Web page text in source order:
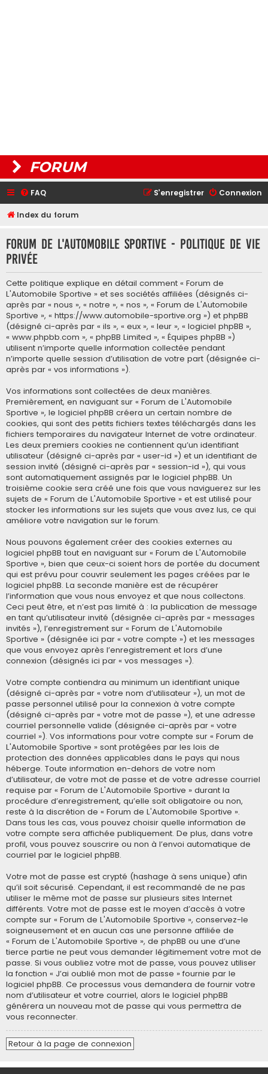
FORUM
FAQ Connexion
S’enregistrer
Index du forum
Forum de L'Automobile Sportive - Politique de vie
privée
Cette politique explique en détail comment « Forum de
L'Automobile Sportive » et ses sociétés affiliées (désignés ci-
après par « nous », « notre », « nos », « Forum de L'Automobile
Sportive », « https://www.automobile-sportive.org ») et phpBB
(désigné ci-après par « ils », « eux », « leur », « logiciel phpBB »,
« www.phpbb.com », « phpBB Limited », « Équipes phpBB »)
utilisent n’importe quelle information collectée pendant
n’importe quelle session d’utilisation de votre part (désignée ci-
après par « vos informations »).
Vos informations sont collectées de deux manières.
Premièrement, en naviguant sur « Forum de L'Automobile
Sportive », le logiciel phpBB créera un certain nombre de
cookies, qui sont des petits fichiers textes téléchargés dans les
fichiers temporaires du navigateur Internet de votre ordinateur.
Les deux premiers cookies ne contiennent qu’un identifiant
utilisateur (désigné ci-après par « user-id ») et un identifiant de
session invité (désigné ci-après par « session-id »), qui vous
sont automatiquement assignés par le logiciel phpBB. Un
troisième cookie sera créé une fois que vous naviguerez sur les
sujets de « Forum de L'Automobile Sportive » et est utilisé pour
stocker les informations sur les sujets que vous avez lus, ce qui
améliore votre navigation sur le forum.
Nous pouvons également créer des cookies externes au
logiciel phpBB tout en naviguant sur « Forum de L'Automobile
Sportive », bien que ceux-ci soient hors de portée du document
qui est prévu pour couvrir seulement les pages créées par le
logiciel phpBB. La seconde manière est de récupérer
l’information que vous nous envoyez et que nous collectons.
Ceci peut être, et n’est pas limité à : la publication de message
en tant qu’utilisateur invité (désignée ci-après par « messages
invités »), l’enregistrement sur « Forum de L'Automobile
Sportive » (désignée ici par « votre compte ») et les messages
que vous envoyez après l’enregistrement et lors d’une
connexion (désignés ici par « vos messages »).
Votre compte contiendra au minimum un identifiant unique
(désigné ci-après par « votre nom d’utilisateur »), un mot de
passe personnel utilisé pour la connexion à votre compte
(désigné ci-après par « votre mot de passe »), et une adresse
courriel personnelle valide (désignée ci-après par « votre
courriel »). Vos informations pour votre compte sur « Forum de
L'Automobile Sportive » sont protégées par les lois de
protection des données applicables dans le pays qui nous
héberge. Toute information en-dehors de votre nom
d’utilisateur, de votre mot de passe et de votre adresse courriel
requise par « Forum de L'Automobile Sportive » durant la
procédure d’enregistrement, qu’elle soit obligatoire ou non,
reste à la discrétion de « Forum de L'Automobile Sportive ».
Dans tous les cas, vous pouvez choisir quelle information de
votre compte sera affichée publiquement. De plus, dans votre
profil, vous pouvez souscrire ou non à l’envoi automatique de
courriel par le logiciel phpBB.
Votre mot de passe est crypté (hashage à sens unique) afin
qu’il soit sécurisé. Cependant, il est recommandé de ne pas
utiliser le même mot de passe sur plusieurs sites Internet
différents. Votre mot de passe est le moyen d’accès à votre
compte sur « Forum de L'Automobile Sportive », conservez-le
soigneusement et en aucun cas une personne affiliée de
« Forum de L'Automobile Sportive », de phpBB ou une d’une
tierce partie ne peut vous demander légitimement votre mot de
passe. Si vous oubliez votre mot de passe, vous pouvez utiliser
la fonction « J’ai oublié mon mot de passe » fournie par le
logiciel phpBB. Ce processus vous demandera de fournir votre
nom d’utilisateur et votre courriel, alors le logiciel phpBB
générera un nouveau mot de passe qui vous permettra de
vous reconnecter.
Retour à la page de connexion